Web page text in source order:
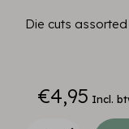
Die cuts
€4,95 Incl.